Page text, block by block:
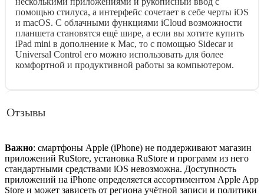
помощью стилуса, а интерфейс сочетает в себе черты iOS
и macOS. С облачными функциями iCloud возможности
планшета становятся ещё шире, а если вы хотите купить
iPad mini в дополнение к Mac, то с помощью Sidecar и
Universal Control его можно использовать для более
комфортной и продуктивной работы за компьютером.
Отзывы
Важно: смартфоны Apple (iPhone) не поддерживают магазин
приложений RuStore, установка RuStore и программ из него
стандартными средствами iOS невозможна. Доступность
приложений на iPhone определяется ассортиментом Apple App
Store и может зависеть от региона учётной записи и политики